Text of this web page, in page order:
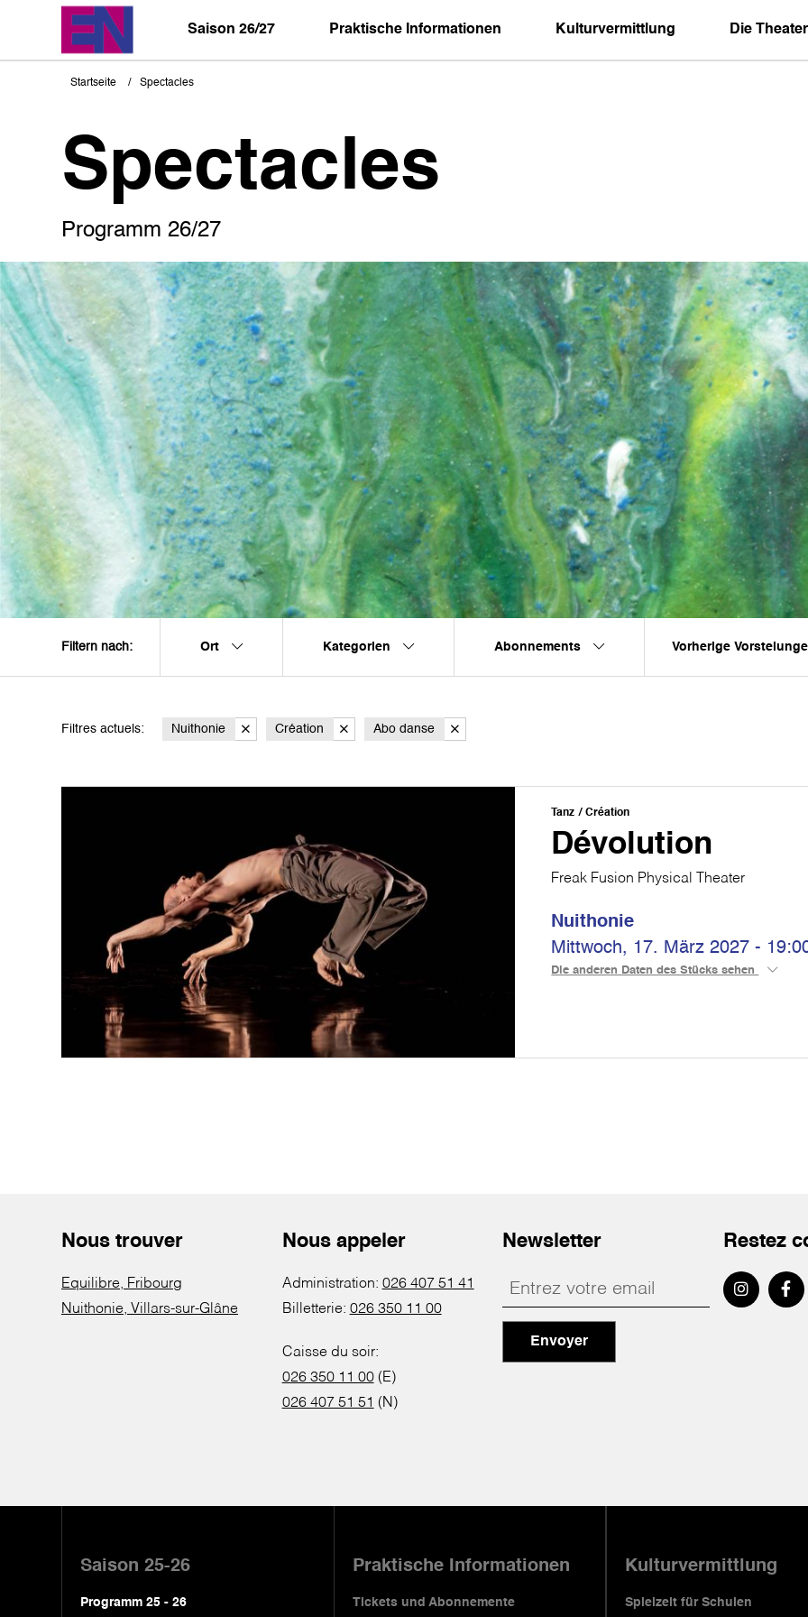
Saison 26/27 Praktische Informationen Kulturvermittlung Die Theater
Pfadnavigation
Startseite Spectacles
Spectacles
Programm 26/27
Filtern nach: Ort Kategorien Abonnements Vorherige
Filtres actuels: Nuithonie Création Abo danse
Tanz Création
Dévolution
Freak Fusion Physical Theater
Nuithonie
Mittwoch, 17. März 2027 -
Die anderen Daten des Stücks sehen
Nous trouver
Equilibre, Fribourg
Nuithonie, Villars-sur-Glâne
Nous appeler
Administration: 026 407 51 41
Billetterie: 026 350 11 00
Caisse du soir:
026 350 11 00(E)
026 407 51 51 (N)
Newsletter
Envoyer
Restez
Saison 25-26
Programm 25 - 26
Praktische Informationen
Tickets und Abonnemente
Kulturvermittlung
Spielzeit für Schulen